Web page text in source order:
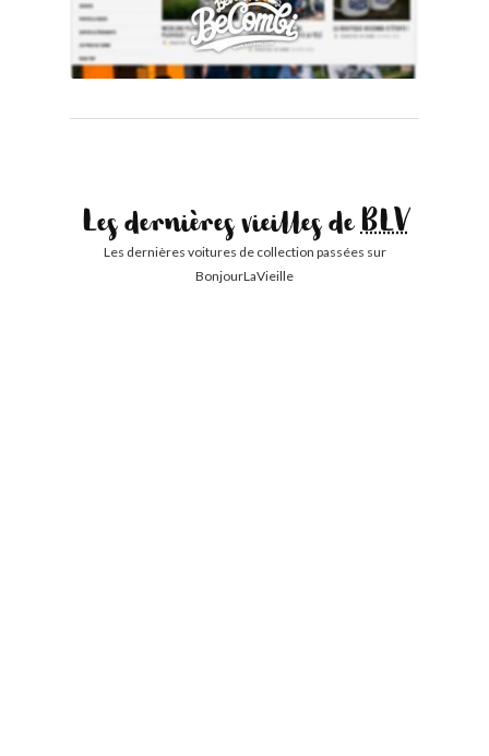
Les dernières vieilles deBLV
Les dernières voitures de collection passées sur
BonjourLaVieille